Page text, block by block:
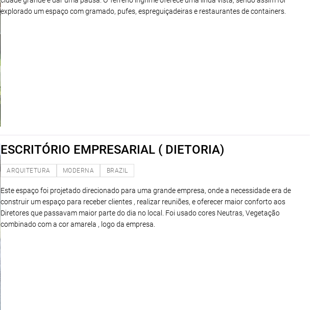
explorado um espaço com gramado, pufes, espreguiçadeiras e restaurantes de containers.
ESCRITÓRIO EMPRESARIAL ( DIETORIA)
ARQUITETURA MODERNA BRAZIL
Este espaço foi projetado direcionado para uma grande empresa, onde a necessidade era de
construir um espaço para receber clientes , realizar reuniões, e oferecer maior conforto aos
Diretores que passavam maior parte do dia no local. Foi usado cores Neutras, Vegetação
combinado com a cor amarela , logo da empresa.